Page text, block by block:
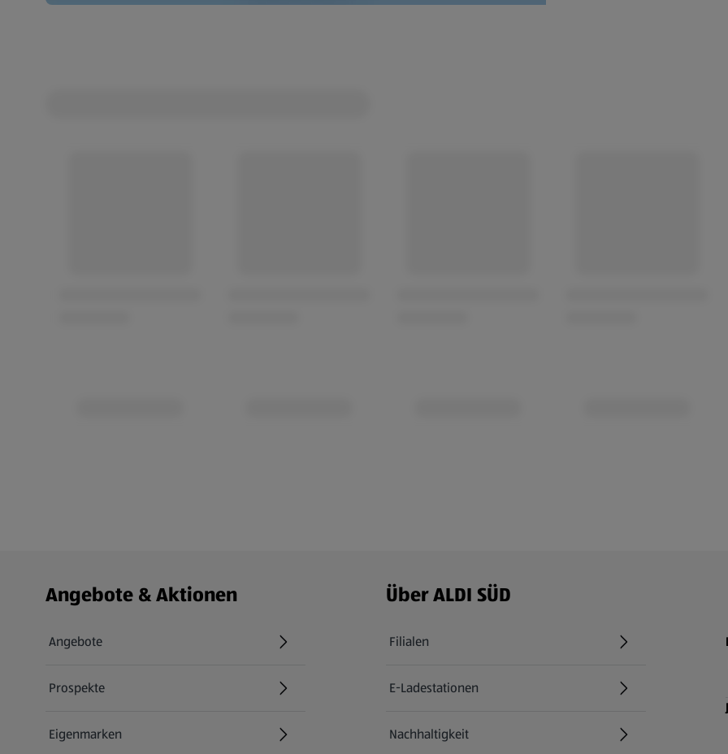
Fußzeilenmenü - weitere Links
Angebote & Aktionen
Angebote
Prospekte
Eigenmarken
Über ALDI SÜD
Filialen
E-Ladestationen
Nachhaltigkeit